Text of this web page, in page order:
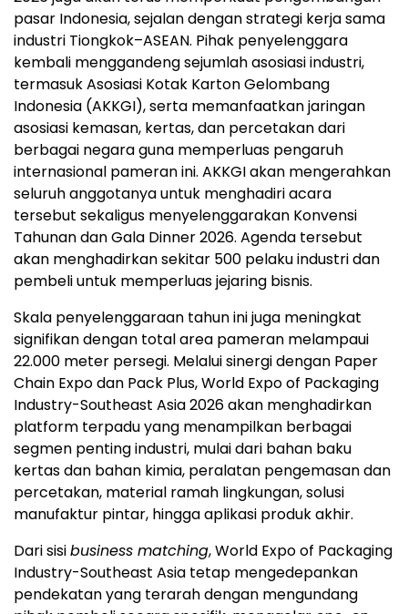
pasar Indonesia, sejalan dengan strategi kerja sama
industri Tiongkok–ASEAN. Pihak penyelenggara
kembali menggandeng sejumlah asosiasi industri,
termasuk Asosiasi Kotak Karton Gelombang
Indonesia (AKKGI), serta memanfaatkan jaringan
asosiasi kemasan, kertas, dan percetakan dari
berbagai negara guna memperluas pengaruh
internasional pameran ini. AKKGI akan mengerahkan
seluruh anggotanya untuk menghadiri acara
tersebut sekaligus menyelenggarakan Konvensi
Tahunan dan Gala Dinner 2026. Agenda tersebut
akan menghadirkan sekitar 500 pelaku industri dan
pembeli untuk memperluas jejaring bisnis.
Skala penyelenggaraan tahun ini juga meningkat
signifikan dengan total area pameran melampaui
22.000 meter persegi. Melalui sinergi dengan Paper
Chain Expo dan Pack Plus, World Expo of Packaging
Industry-Southeast Asia 2026 akan menghadirkan
platform terpadu yang menampilkan berbagai
segmen penting industri, mulai dari bahan baku
kertas dan bahan kimia, peralatan pengemasan dan
percetakan, material ramah lingkungan, solusi
manufaktur pintar, hingga aplikasi produk akhir.
Dari sisibusiness matching, World Expo of Packaging
Industry-Southeast Asia tetap mengedepankan
pendekatan yang terarah dengan mengundang